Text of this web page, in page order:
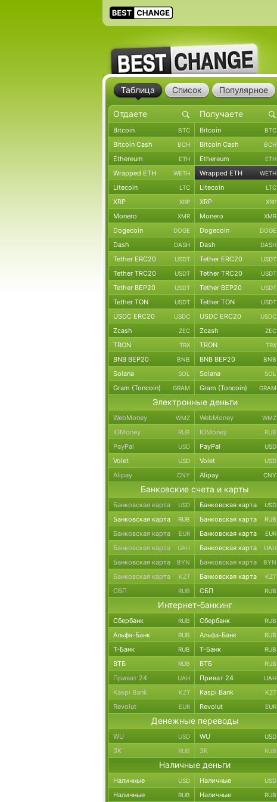
Таблица Список Популярное
Bitcoin BTC Bitcoin BTC
Bitcoin Cash BCH Bitcoin Cash BCH
Ethereum ETH Ethereum ETH
Wrapped ETH WETH Wrapped ETH WETH
Litecoin LTC Litecoin LTC
XRP XRP XRP XRP
Monero XMR Monero XMR
Dogecoin DOGE Dogecoin DOGE
Dash DASH Dash DASH
Tether ERC20 USDT Tether ERC20 USDT
Tether TRC20 USDT Tether TRC20 USDT
Tether BEP20 USDT Tether BEP20 USDT
Tether TON USDT Tether TON USDT
USDC ERC20 USDC USDC ERC20 USDC
Zcash ZEC Zcash ZEC
TRON TRX TRON TRX
BNB BEP20 BNB BNB BEP20 BNB
Solana SOL Solana SOL
Gram (Toncoin) GRAM Gram (Toncoin) GRAM
Электронные деньги
WebMoney WMZ WebMoney WMZ
ЮMoney RUB ЮMoney RUB
PayPal USD PayPal USD
Volet USD Volet USD
Alipay CNY Alipay CNY
Банковские счета и карты
Банковская карта USD Банковская карта USD
Банковская карта RUB Банковская карта RUB
Банковская карта EUR Банковская карта EUR
Банковская карта UAH Банковская карта UAH
Банковская карта BYN Банковская карта BYN
Банковская карта KZT Банковская карта KZT
СБП RUB СБП RUB
Интернет-банкинг
Сбербанк RUB Сбербанк RUB
Альфа-Банк RUB Альфа-Банк RUB
Т-Банк RUB Т-Банк RUB
ВТБ RUB ВТБ RUB
Приват 24 UAH Приват 24 UAH
Kaspi Bank KZT Kaspi Bank KZT
Revolut EUR Revolut EUR
Денежные переводы
WU USD WU USD
ЗК RUB ЗК RUB
Наличные деньги
Наличные USD Наличные USD
Наличные RUB Наличные RUB